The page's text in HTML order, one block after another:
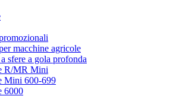
macchine agricole
sfere a gola profonda
R/MR Mini
Mini 600-699
6000